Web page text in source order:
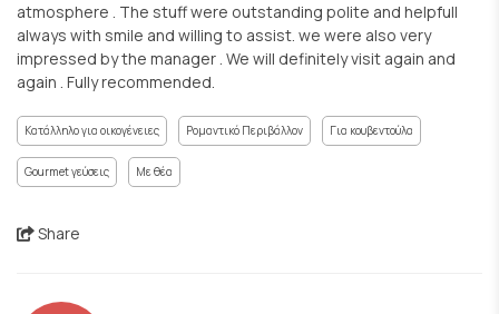
atmosphere . The stuff were outstanding polite and helpfull
always with smile and willing to assist. we were also very
impressed by the manager . We will definitely visit again and
again . Fully recommended.
Κατάλληλο για οικογένειες Ρομαντικό Περιβάλλον Για κουβεντούλα
Gourmet γεύσεις Με θέα
Share